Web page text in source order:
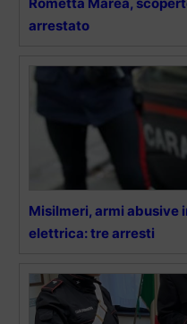
arrestato
Misilmeri, armi abusive
elettrica: tre arresti